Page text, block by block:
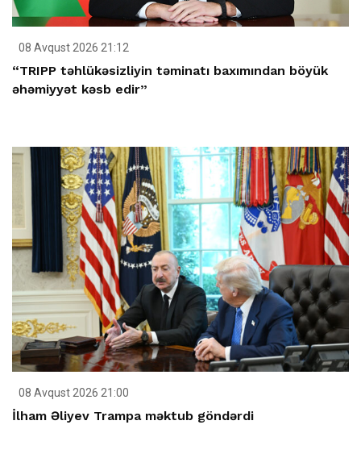
08 Avqust 2026 21:12
“TRIPP təhlükəsizliyin təminatı baxımından böyük
əhəmiyyət kəsb edir”
08 Avqust 2026 21:00
İlham Əliyev Trampa məktub göndərdi